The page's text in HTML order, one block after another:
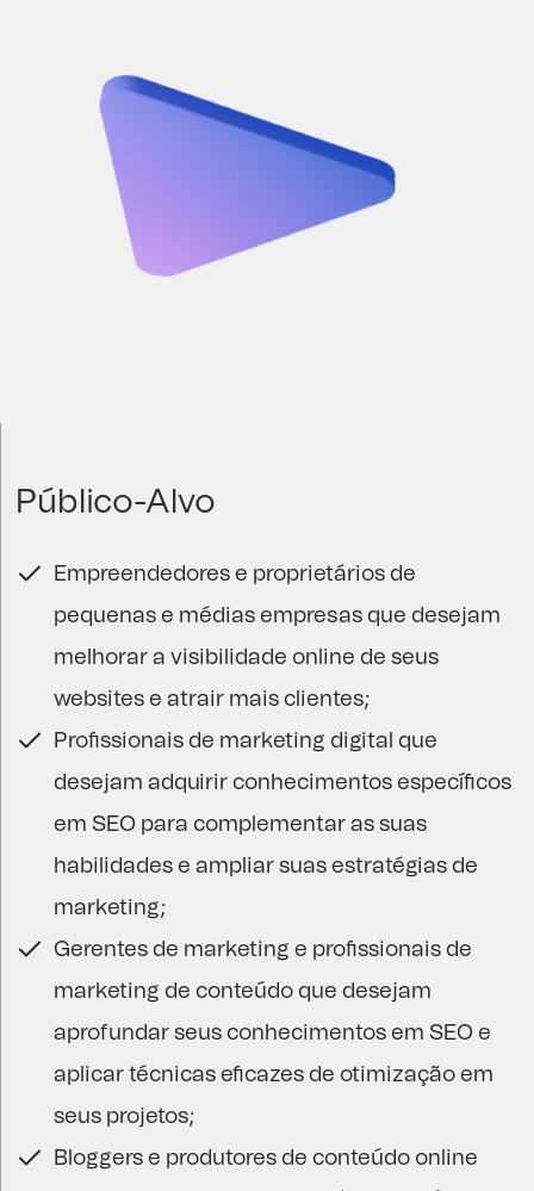
Público-Alvo
Empreendedores e proprietários de
pequenas e médias empresas que desejam
melhorar a visibilidade online de seus
websites e atrair mais clientes;
Profissionais de marketing digital que
desejam adquirir conhecimentos específicos
em SEO para complementar as suas
habilidades e ampliar suas estratégias de
marketing;
Gerentes de marketing e profissionais de
marketing de conteúdo que desejam
aprofundar seus conhecimentos em SEO e
aplicar técnicas eficazes de otimização em
seus projetos;
Bloggers e produtores de conteúdo online